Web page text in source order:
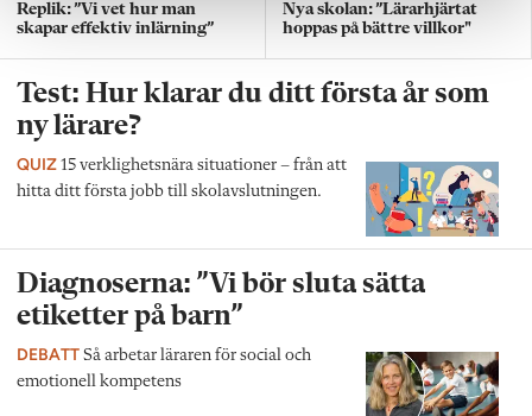
Replik: ”Vi vet hur man
skapar effektiv inlärning”
Nya skolan: ”Lärarhjärtat
hoppas på bättre villkor"
Test: Hur klarar du ditt första år som
ny lärare?
QUIZ 15 verklighetsnära situationer – från att
hitta ditt första jobb till skolavslutningen.
Diagnoserna: ”Vi bör sluta sätta
etiketter på barn”
DEBATT Så arbetar läraren för social och
emotionell kompetens